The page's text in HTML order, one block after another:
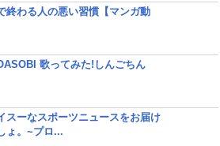
終わる人の悪い習慣【マンガ動
歌ってみた!しんごちん
スーなスポーツニュースをお届け
ょ。~プロ...